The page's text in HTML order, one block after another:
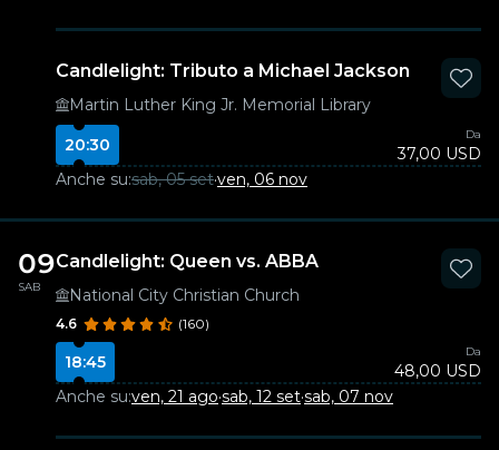
Candlelight: Tributo a Michael Jackson
Martin Luther King Jr. Memorial Library
20:30
Da
37,00 USD
Anche su:sab, 05 set·ven, 06 nov
09
SAB
Candlelight: Queen vs. ABBA
National City Christian Church
4.6 (160)
18:45
Da
48,00 USD
Anche su:ven, 21 ago·sab, 12 set·sab, 07 nov